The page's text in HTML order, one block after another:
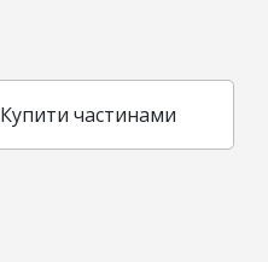
Купити частинами